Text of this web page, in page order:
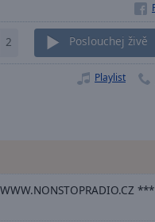
2 Poslouchej živě
Playlist
***